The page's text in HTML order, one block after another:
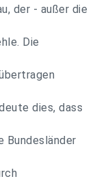
der - außer die
Die
dies, dass
Bundesländer